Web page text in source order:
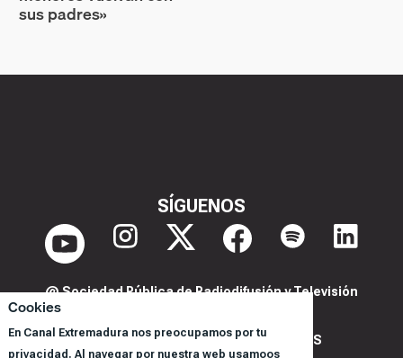
Cookies
En Canal Extremadura nos preocupamos por tu
privacidad. Al navegar por nuestra web usamoos
sus padres»
SÍGUENOS
@ Sociedad Pública de Radiodifusión y Televisión
POLITICA DE PRIVACIDAD Y COOKIES